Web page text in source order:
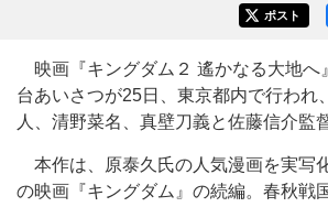
ポスト
映画『キングダム２ 遙かなる大地へ
台あいさつが25日、東京都内で行われ
人、清野菜名、真壁刀義と佐藤信介監
本作は、原泰久氏の人気漫画を実写
の映画『キングダム』の続編。春秋戦